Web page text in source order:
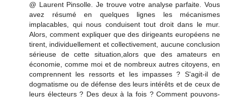
@ Laurent Pinsolle. Je trouve votre analyse parfaite. Vous
avez résumé en quelques lignes les mécanismes
implacables, qui nous conduisent tout droit dans le mur.
Alors, comment expliquer que des dirigeants européens ne
tirent, individuellement et collectivement, aucune conclusion
sérieuse de cette situation,alors que des amateurs en
économie, comme moi et de nombreux autres citoyens, en
comprennent les ressorts et les impasses ? S'agit-il de
dogmatisme ou de défense des leurs intérêts et de ceux de
leurs électeurs ? Des deux à la fois ? Comment pouvons-